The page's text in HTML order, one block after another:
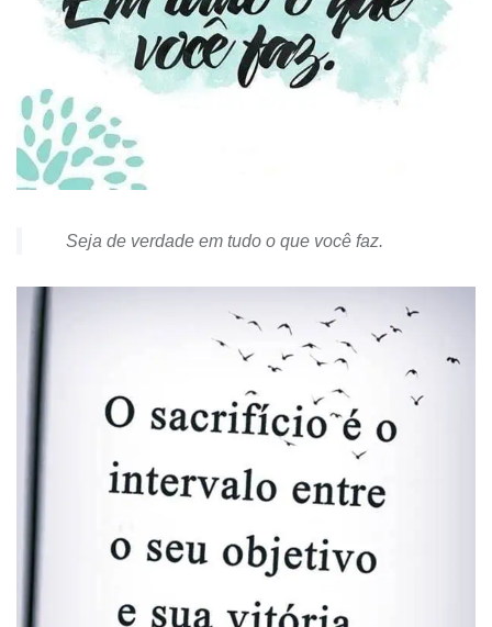
Seja de verdade em tudo o que você faz.